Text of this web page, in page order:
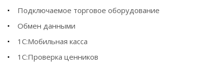
Подключаемое торговое оборудование
Обмен данными
1С:Мобильная касса
1С:Проверка ценников